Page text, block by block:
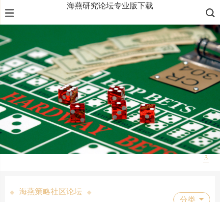
海燕研究论坛专业版下载
3
◆ 海燕策略社区论坛 ◆
分类